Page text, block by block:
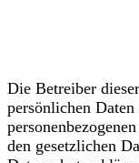
Die Betreiber
persönlichen
den gesetzlichen